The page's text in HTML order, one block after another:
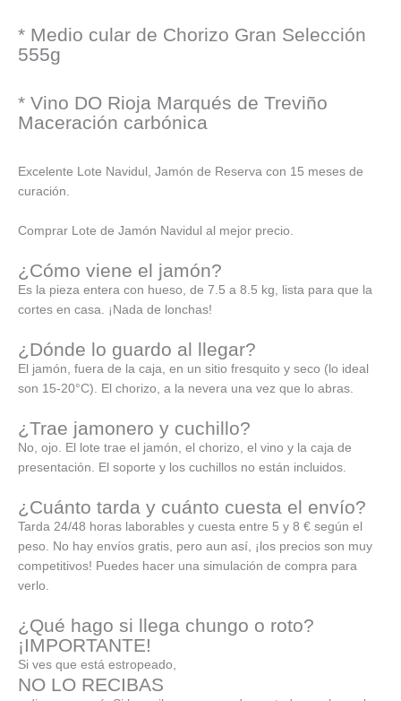
* Medio cular de Chorizo Gran Selección
555g
* Vino DO Rioja Marqués de Treviño
Maceración carbónica
Excelente Lote Navidul, Jamón de Reserva con 15 meses de
curación.
Comprar Lote de Jamón Navidul al mejor precio.
¿Cómo viene el jamón?
Es la pieza entera con hueso, de 7.5 a 8.5 kg, lista para que la
cortes en casa. ¡Nada de lonchas!
¿Dónde lo guardo al llegar?
El jamón, fuera de la caja, en un sitio fresquito y seco (lo ideal
son 15-20°C). El chorizo, a la nevera una vez que lo abras.
¿Trae jamonero y cuchillo?
No, ojo. El lote trae el jamón, el chorizo, el vino y la caja de
presentación. El soporte y los cuchillos no están incluidos.
¿Cuánto tarda y cuánto cuesta el envío?
Tarda 24/48 horas laborables y cuesta entre 5 y 8 € según el
peso. No hay envíos gratis, pero aun así, ¡los precios son muy
competitivos! Puedes hacer una simulación de compra para
verlo.
¿Qué hago si llega chungo o roto?
¡IMPORTANTE!
Si ves que está estropeado,
NO LO RECIBAS